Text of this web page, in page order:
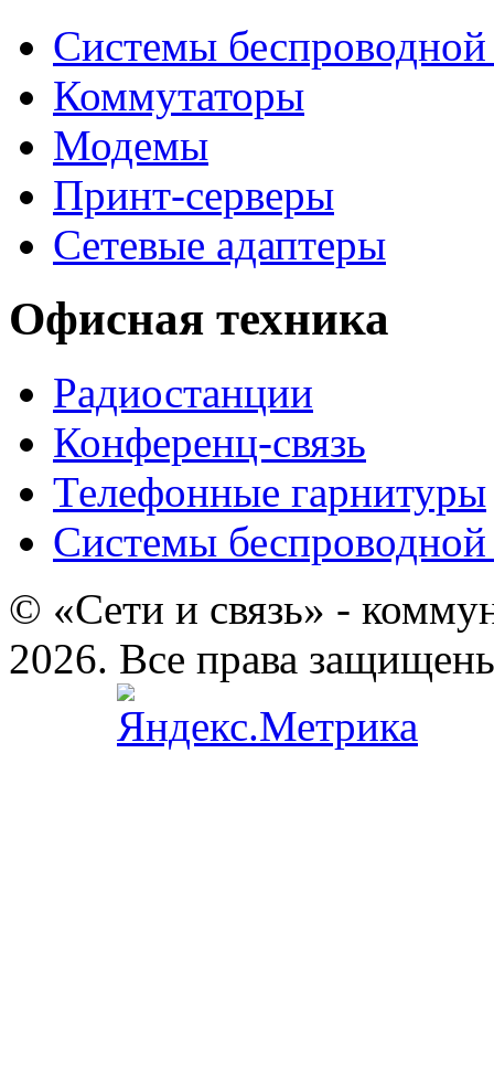
Системы беспроводной
Коммутаторы
Модемы
Принт-серверы
Сетевые адаптеры
Офисная техника
Радиостанции
Конференц-связь
Телефонные гарнитуры
Системы беспроводной
© «Сети и связь» -
2026. Все права